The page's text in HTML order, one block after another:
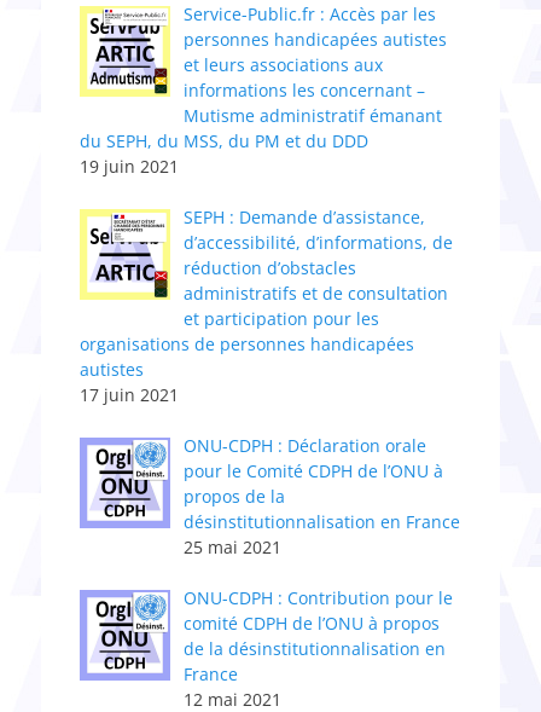
Service-Public.fr : Accès par les
personnes handicapées autistes
et leurs associations aux
informations les concernant –
Mutisme administratif émanant
du SEPH, du MSS, du PM et du DDD
19 juin 2021
SEPH : Demande d’assistance,
d’accessibilité, d’informations, de
réduction d’obstacles
administratifs et de consultation
et participation pour les
organisations de personnes handicapées
autistes
17 juin 2021
ONU-CDPH : Déclaration orale
pour le Comité CDPH de l’ONU à
propos de la
désinstitutionnalisation en France
25 mai 2021
ONU-CDPH : Contribution pour le
comité CDPH de l’ONU à propos
de la désinstitutionnalisation en
France
12 mai 2021